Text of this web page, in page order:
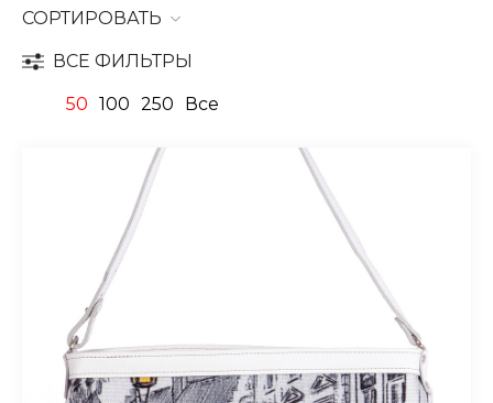
СОРТИРОВАТЬ
ВСЕ ФИЛЬТРЫ
50 100 250 Все